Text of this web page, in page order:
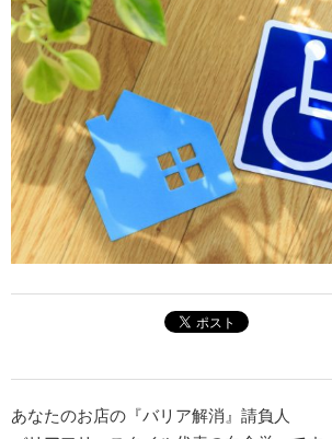
あなたのお店の『バリア解消』請負人